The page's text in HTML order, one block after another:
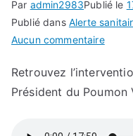
Par admin2983Publié le
Publié dans Alerte
Aucun commentairesur
du
PVSM
Retrouvez
Président du